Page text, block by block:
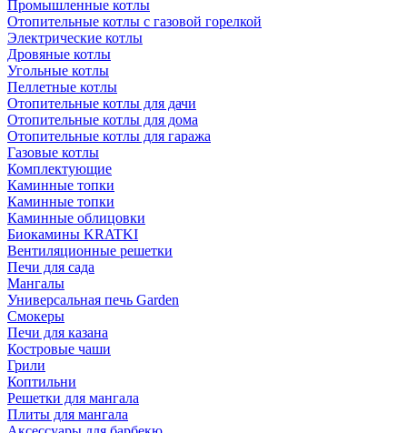
Промышленные котлы
Отопительные котлы с газовой горелкой
Электрические котлы
Дровяные котлы
Угольные котлы
Пеллетные котлы
Отопительные котлы для дачи
Отопительные котлы для дома
Отопительные котлы для гаража
Газовые котлы
Комплектующие
Каминные топки
Каминные топки
Каминные облицовки
Биокамины KRATKI
Вентиляционные решетки
Печи для сада
Мангалы
Универсальная печь Garden
Смокеры
Печи для казана
Костровые чаши
Грили
Коптильни
Решетки для мангала
Плиты для мангала